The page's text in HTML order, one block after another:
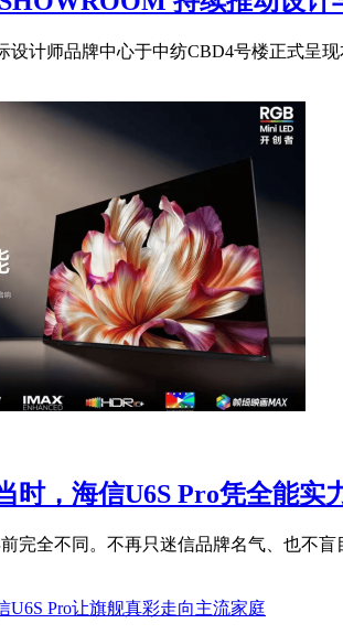
设计师品牌中心于中纺CBD4号楼正式呈
时，海信U6S Pro凭全能实
完全不同。不再只迷信品牌名气、也不